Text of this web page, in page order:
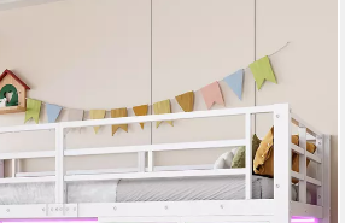
(1-St., Jugendbett Einzelbett
90x200cm mit Treppe,